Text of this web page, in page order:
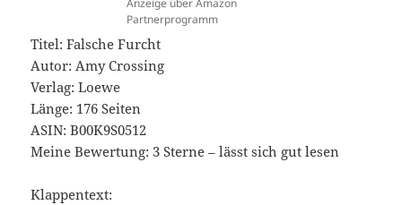
Anzeige über Amazon
Partnerprogramm
Titel: Falsche Furcht
Autor: Amy Crossing
Verlag: Loewe
Länge: 176 Seiten
ASIN: ‎B00K9S0512
Meine Bewertung: 3 Sterne – lässt sich gut lesen
Klappentext: